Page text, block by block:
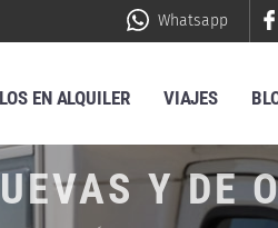
Whatsapp
EN ALQUILER VIAJES
Y DE